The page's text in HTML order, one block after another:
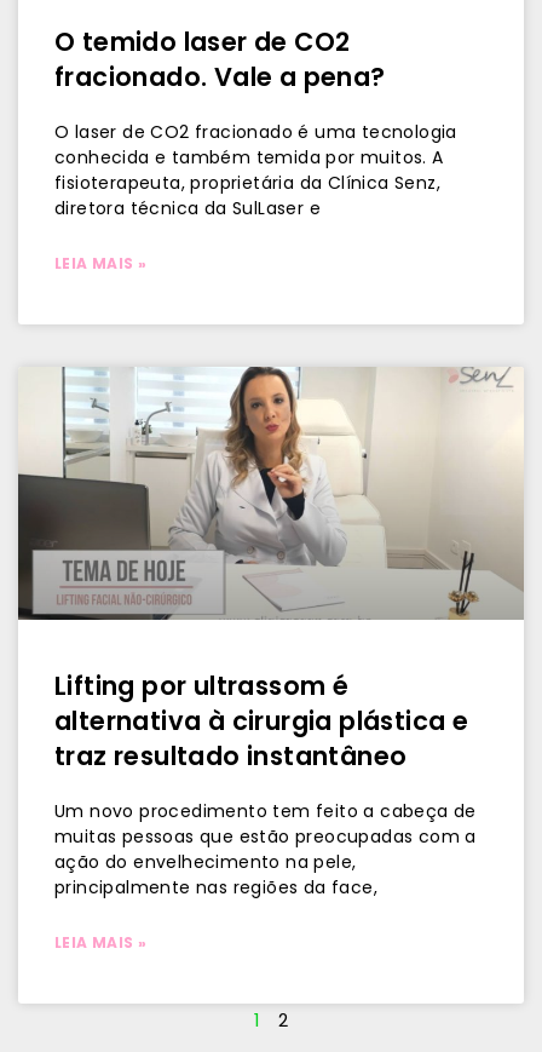
O temido laser de CO2
fracionado. Vale a pena?
O laser de CO2 fracionado é uma tecnologia
conhecida e também temida por muitos. A
fisioterapeuta, proprietária da Clínica Senz,
diretora técnica da SulLaser e
LEIA MAIS »
Lifting por ultrassom é
alternativa à cirurgia plástica e
traz resultado instantâneo
Um novo procedimento tem feito a cabeça de
muitas pessoas que estão preocupadas com a
ação do envelhecimento na pele,
principalmente nas regiões da face,
LEIA MAIS »
1 2